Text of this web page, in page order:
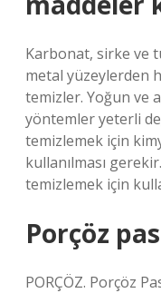
Karbonat, sirke ve
metal yüzeylerden
temizler. Yoğun ve
yöntemler yeterli
temizlemek için
kullanılması
temizlemek için
Porçöz
PORÇÖZ. Porçöz